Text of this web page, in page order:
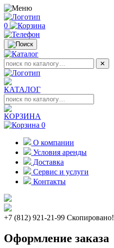
0
✕
КАТАЛОГ
КОРЗИНА
0
О компании
Условия аренды
Доставка
Сервис и услуги
Контакты
+7 (812) 921-21-99 Скопировано!
Оформление заказа